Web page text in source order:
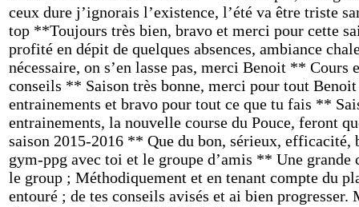
ceux dure j’ignorais l’existence, l’été va être triste
top **Toujours très bien, bravo et merci pour cette
profité en dépit de quelques absences, ambiance
nécessaire, on s’en lasse pas, merci Benoit ** Cours
conseils ** Saison très bonne, merci pour tout
entrainements et bravo pour tout ce que tu fais **
entrainements, la nouvelle course du Pouce, feront
saison 2015-2016 ** Que du bon, sérieux,
gym-ppg avec toi et le groupe d’amis ** Une
le group ; Méthodiquement et en tenant compte du
entouré ; de tes conseils avisés et ai bien